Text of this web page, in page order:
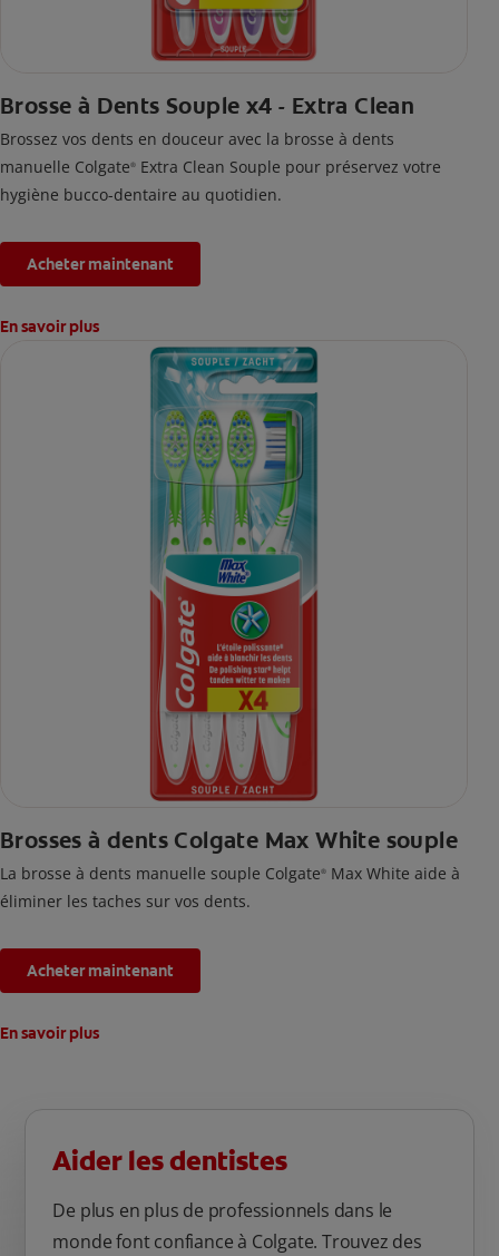
Brosse à Dents Souple x4 - Extra Clean
Brossez vos dents en douceur avec la brosse à dents
manuelle Colgate® Extra Clean Souple pour préservez votre
hygiène bucco-dentaire au quotidien.
Acheter maintenant
En savoir plus
Brosses à dents Colgate Max White souple
La brosse à dents manuelle souple Colgate® Max White aide à
éliminer les taches sur vos dents.
Acheter maintenant
En savoir plus
Aider les dentistes
De plus en plus de professionnels dans le
monde font confiance à Colgate. Trouvez des